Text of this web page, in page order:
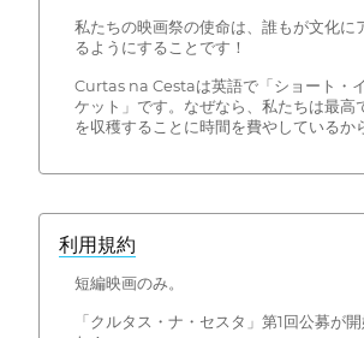
私たちの映画祭の使命は、誰もが文化に
るようにすることです！
Curtas na Cestaは英語で「ショート・
ケット」です。なぜなら、私たちは最高
を収穫することに時間を費やしているか
利用規約
短編映画のみ。
「クルタス・ナ・セスタ」第1回公募が